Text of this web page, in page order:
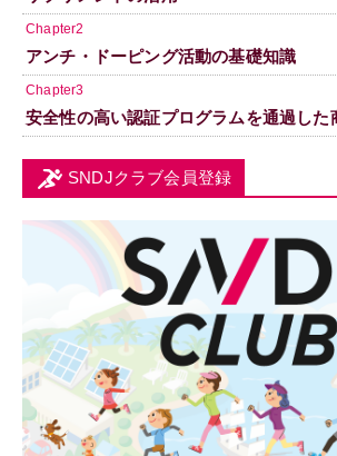
Chapter2
アンチ・ドーピング活動の基礎知識
Chapter3
安全性の高い認証プログラムを通過した
SNDJクラブ会員登録